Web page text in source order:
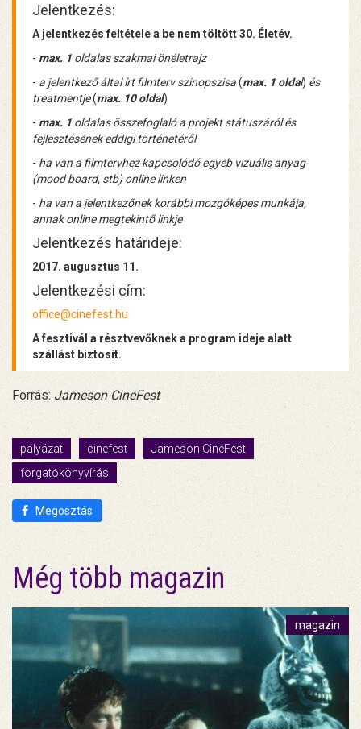
Jelentkezés:
A jelentkezés feltétele a be nem töltött 30. Életév.
- max. 1 oldalas szakmai önéletrajz
- a jelentkező által írt filmterv szinopszisa(max. 1 oldal) és
treatmentje(max. 10 oldal)
- max. 1 oldalas összefoglaló a projekt státuszáról és
fejlesztésének eddigi történetéről
- ha van a filmtervhez kapcsolódó egyéb vizuális anyag
(mood board, stb) online linken
- ha van a jelentkezőnek korábbi mozgóképes munkája,
annak online megtekintő linkje
Jelentkezés határideje:
2017. augusztus 11.
Jelentkezési cím:
office@cinefest.hu
A fesztivál a résztvevőknek a program ideje alatt
szállást biztosít.
Forrás: Jameson CineFest
pályázat cinefest
Jameson CineFest
forgatókönyvírás
Megosztás
Még több magazin
magazin